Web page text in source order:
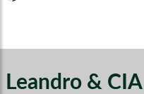
Leandro & CIA